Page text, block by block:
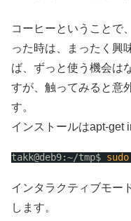
コーヒーということで
った時は、まったく興
ば、ずっと使う機会は
すが、触ってみると意
す。
インストールはapt-get
takk@deb9:~/tmp$ sudo
インタラクティブモー
します。